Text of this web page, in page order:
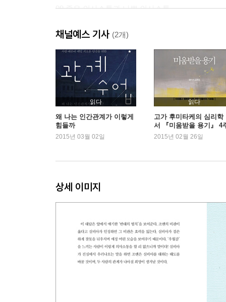
09 좋은 의사소통과 나쁜 의사소통
11 문제의 핵심 원인을 파악하라
3장・불편한 관계를 친밀한 관계로 만들기
12 인간관계의 온갖 문제를 해결하는 비밀
13 효과적인 의사소통 비결 1: 무장해제
14 효과적인 의사소통 비결 2: 생각 공감과 감정 공
15 효과적인 의사소통 비결 3: 확인 질문하기
16 효과적인 의사소통 비결 4: 내 기분 말하기
17 효과적인 의사소통 비결 5: 달래기
19 다섯 가지 비결 완벽히 익히기
20 실제 상황에서 통하는 친밀감 훈련
5장・자주 빠지는 관계의 함정 피하기
22 흔히 저지르는 잘못에서 벗어나라
채널예스 기사 (2개)
읽다
왜 나는 인간관계가 이렇게
힘들까
2015년 03월 02일
읽다
고가 후미타케의 심리학
서 『미움받을 용기』 4
연속 1위
2015년 02월 26일
상세 이미지